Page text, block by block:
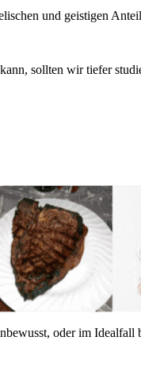
und geistigen
sollten wir tiefer
oder im